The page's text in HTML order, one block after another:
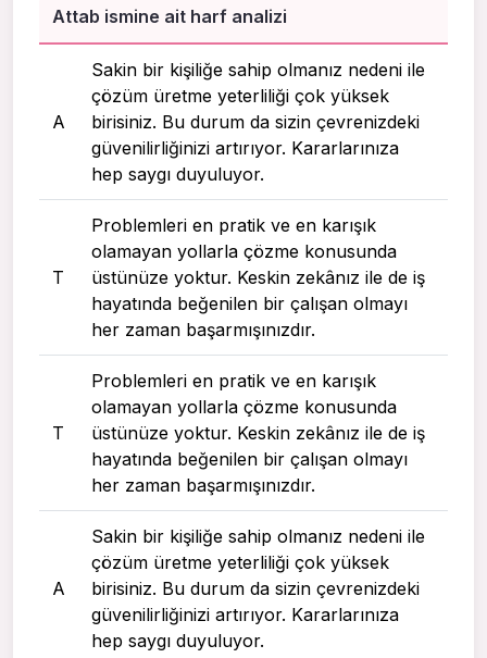
Attab ismine ait harf analizi
A
Sakin bir kişiliğe sahip olmanız nedeni ile
çözüm üretme yeterliliği çok yüksek
birisiniz. Bu durum da sizin çevrenizdeki
güvenilirliğinizi artırıyor. Kararlarınıza
hep saygı duyuluyor.
T
Problemleri en pratik ve en karışık
olamayan yollarla çözme konusunda
üstünüze yoktur. Keskin zekânız ile de iş
hayatında beğenilen bir çalışan olmayı
her zaman başarmışınızdır.
T
Problemleri en pratik ve en karışık
olamayan yollarla çözme konusunda
üstünüze yoktur. Keskin zekânız ile de iş
hayatında beğenilen bir çalışan olmayı
her zaman başarmışınızdır.
A
Sakin bir kişiliğe sahip olmanız nedeni ile
çözüm üretme yeterliliği çok yüksek
birisiniz. Bu durum da sizin çevrenizdeki
güvenilirliğinizi artırıyor. Kararlarınıza
hep saygı duyuluyor.